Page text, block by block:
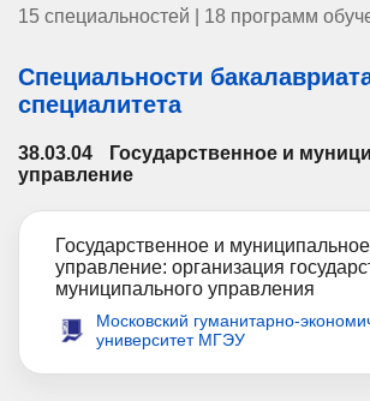
15 специальностей | 18 программ
Специальности
специалитета
38.03.04
Государственное и
управление
Государственное и муниципальное
управление: организация
муниципального управления
Московский гуманитарно-
университет МГЭУ